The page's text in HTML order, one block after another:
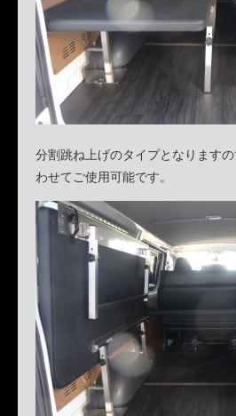
分割跳ね上げのタイプとなります
わせてご使用可能です。